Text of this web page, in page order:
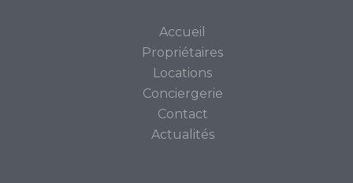
Accueil
Propriétaires
Locations
Conciergerie
Contact
Actualités